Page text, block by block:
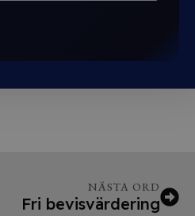
NÄSTA ORD
Fri bevisvärdering